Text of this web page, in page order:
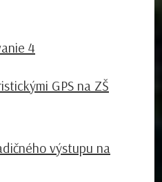
4
GPS na ZŠ
výstupu na